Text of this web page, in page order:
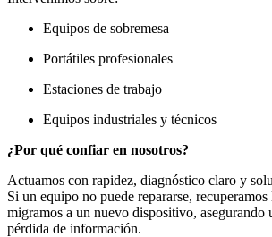
Equipos de sobremesa
Portátiles profesionales
Estaciones de trabajo
Equipos industriales y técnicos
¿Por qué confiar en nosotros?
Actuamos con rapidez, diagnóstico claro y
Si un equipo no puede repararse,
migramos a un nuevo dispositivo, asegurando
pérdida de información.